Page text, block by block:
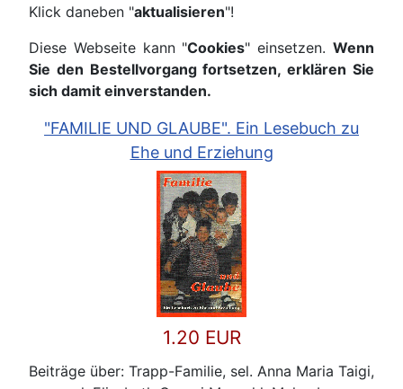
Klick daneben "aktualisieren"!
Diese Webseite kann "Cookies" einsetzen.Wenn
Sie den Bestellvorgang fortsetzen, erklären Sie
sich damit einverstanden.
"FAMILIE UND GLAUBE". Ein Lesebuch zu
Ehe und Erziehung
1.20 EUR
Beiträge über: Trapp-Familie, sel. Anna Maria Taigi,